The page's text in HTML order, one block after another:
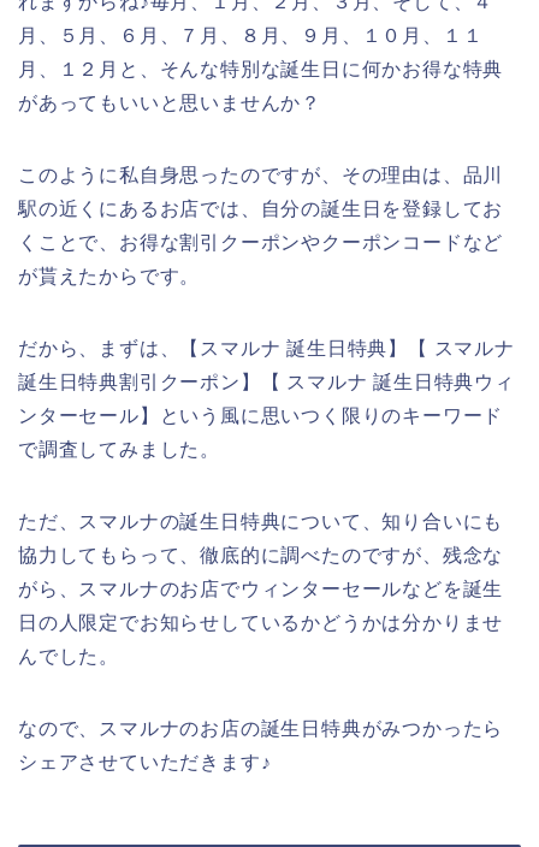
月、５月、６月、７月、８月、９月、１０月、１１
月、１２月と、そんな特別な誕生日に何かお得な特典
があってもいいと思いませんか？
このように私自身思ったのですが、その理由は、品川
駅の近くにあるお店では、自分の誕生日を登録してお
くことで、お得な割引クーポンやクーポンコードなど
が貰えたからです。
だから、まずは、【スマルナ 誕生日特典】【 スマルナ
誕生日特典割引クーポン】【 スマルナ 誕生日特典ウィ
ンターセール】という風に思いつく限りのキーワード
で調査してみました。
ただ、スマルナの誕生日特典について、知り合いにも
協力してもらって、徹底的に調べたのですが、残念な
がら、スマルナのお店でウィンターセールなどを誕生
日の人限定でお知らせしているかどうかは分かりませ
んでした。
なので、スマルナのお店の誕生日特典がみつかったら
シェアさせていただきます♪